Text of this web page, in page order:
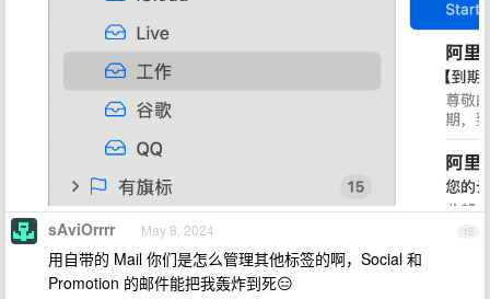
15
sAviOrrrr May 8, 2024
用自带的 Mail 你们是怎么管理其他标签的啊，Social 和
Promotion 的邮件能把我轰炸到死😑